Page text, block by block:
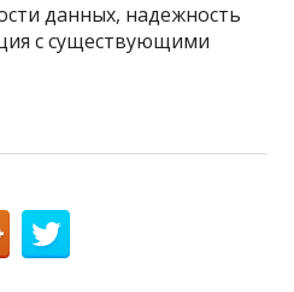
данных, надежность
с существующими